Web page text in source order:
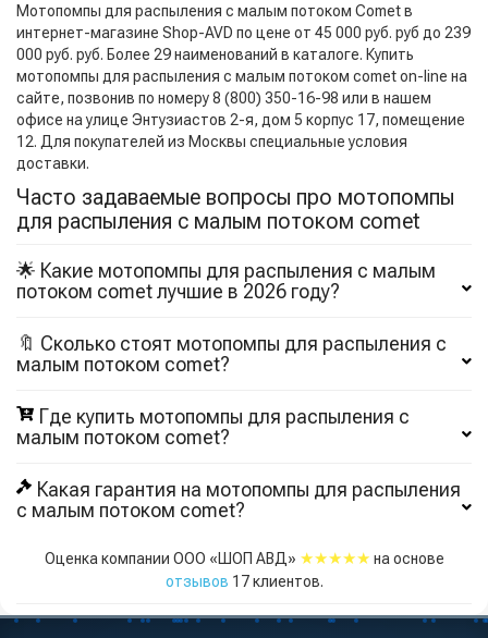
Мотопомпы для распыления с малым потоком Comet в
интернет-магазине Shop-AVD по цене от 45 000 руб. руб до 239
000 руб. руб. Более 29 наименований в каталоге. Купить
мотопомпы для распыления с малым потоком comet on-line на
сайте, позвонив по номеру 8 (800) 350-16-98 или в нашем
офисе на улице Энтузиастов 2-я, дом 5 корпус 17, помещение
12. Для покупателей из Москвы специальные условия
доставки.
Часто задаваемые вопросы про мотопомпы
для распыления с малым потоком comet
🌟 Какие мотопомпы для распыления с малым
потоком comet лучшие в 2026 году?
🔖 Сколько стоят мотопомпы для распыления с
малым потоком comet?
Где купить мотопомпы для распыления с
малым потоком comet?
Какая гарантия на мотопомпы для распыления
с малым потоком comet?
Оценка компании ООО «ШОП АВД» ★★★★★ на основе
отзывов 17клиентов.